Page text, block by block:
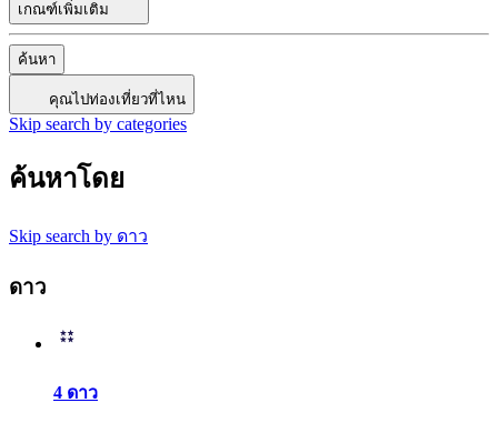
เกณฑ์เพิ่มเติม
ค้นหา
คุณไปท่องเที่ยวที่ไหน
Skip search by categories
ค้นหาโดย
Skip search by ดาว
ดาว
4 ดาว